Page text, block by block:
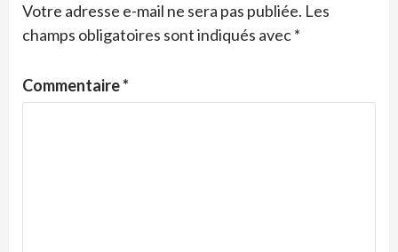
Votre adresse e-mail ne sera pas publiée. Les
champs obligatoires sont indiqués avec*
Commentaire*